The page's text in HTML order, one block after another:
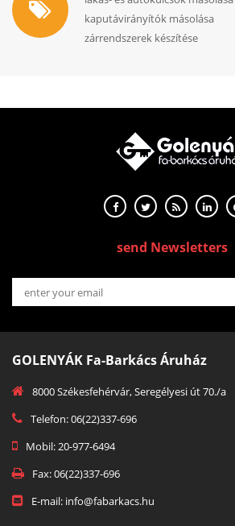
kaputávirányítók másolása
zárrendszerek készítése
send Newsletters
GOLENYÁK Fa-Barkács Áruház
8000 Székesfehérvár, Seregélyesi út 70./a
Telefon: 06(22)337-696
Mobil: 20-977-6494
Fax: 06(22)337-696
E-mail: info@fabarkacs.hu